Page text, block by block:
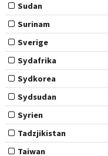
Sudan
Surinam
Sverige
Sydafrika
Sydkorea
Sydsudan
Syrien
Tadzjikistan
Taiwan